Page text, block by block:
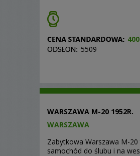
5509
WARSZAWA M-20 1952R.
WARSZAWA
Zabytkowa Warszawa M-
samochód do ślubu i na